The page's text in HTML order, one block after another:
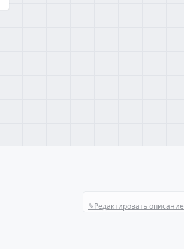
✎Редактировать описание